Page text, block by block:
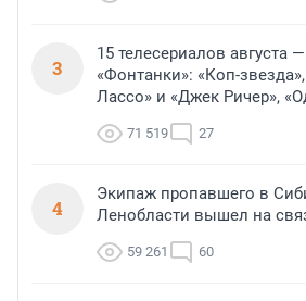
3
15 телесериалов августа
«Фонтанки»: «Коп-
Лассо» и «Джек Ричер»,
71 519 27
4
Экипаж пропавшего в
Ленобласти вышел на
59 261 60